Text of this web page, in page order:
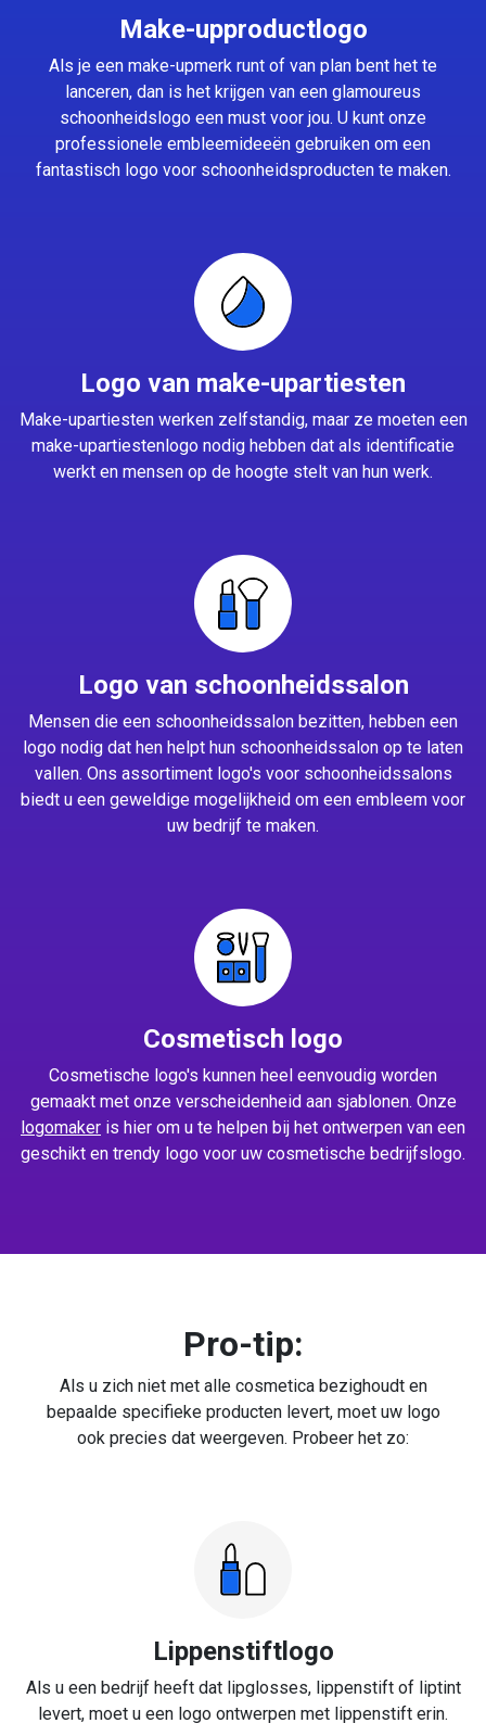
Make-upproductlogo
Als je een make-upmerk runt of van plan bent het te
lanceren, dan is het krijgen van een glamoureus
schoonheidslogo een must voor jou. U kunt onze
professionele embleemideeën gebruiken om een
fantastisch logo voor schoonheidsproducten te maken.
Logo van make-upartiesten
Make-upartiesten werken zelfstandig, maar ze moeten een
make-upartiestenlogo nodig hebben dat als identificatie
werkt en mensen op de hoogte stelt van hun werk.
Logo van schoonheidssalon
Mensen die een schoonheidssalon bezitten, hebben een
logo nodig dat hen helpt hun schoonheidssalon op te laten
vallen. Ons assortiment logo's voor schoonheidssalons
biedt u een geweldige mogelijkheid om een embleem voor
uw bedrijf te maken.
Cosmetisch logo
Cosmetische logo's kunnen heel eenvoudig worden
gemaakt met onze verscheidenheid aan sjablonen. Onze
logomaker is hier om u te helpen bij het ontwerpen van een
geschikt en trendy logo voor uw cosmetische bedrijfslogo.
Pro-tip:
Als u zich niet met alle cosmetica bezighoudt en
bepaalde specifieke producten levert, moet uw logo
ook precies dat weergeven. Probeer het zo:
Lippenstiftlogo
Als u een bedrijf heeft dat lipglosses, lippenstift of liptint
levert, moet u een logo ontwerpen met lippenstift erin.